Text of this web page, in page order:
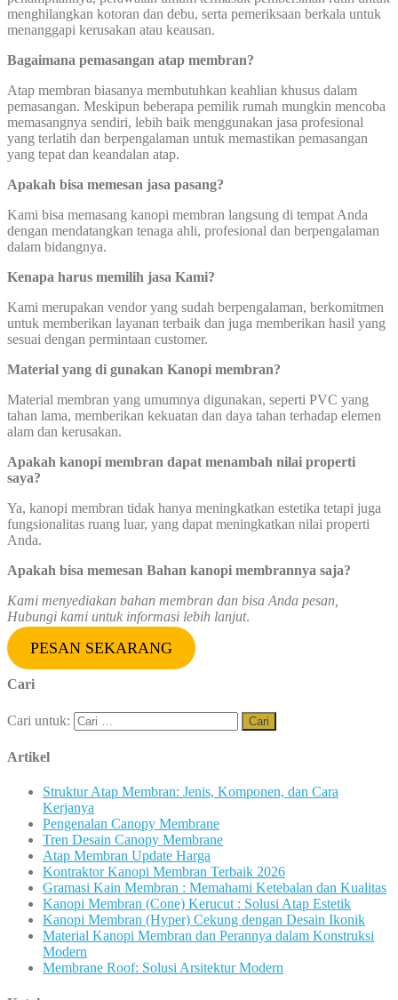
menghilangkan kotoran dan debu, serta pemeriksaan berkala untuk
menanggapi kerusakan atau keausan.
Bagaimana pemasangan atap membran?
Atap membran biasanya membutuhkan keahlian khusus dalam
pemasangan. Meskipun beberapa pemilik rumah mungkin mencoba
memasangnya sendiri, lebih baik menggunakan jasa profesional
yang terlatih dan berpengalaman untuk memastikan pemasangan
yang tepat dan keandalan atap.
Apakah bisa memesan jasa pasang?
Kami bisa memasang kanopi membran langsung di tempat Anda
dengan mendatangkan tenaga ahli, profesional dan berpengalaman
dalam bidangnya.
Kenapa harus memilih jasa Kami?
Kami merupakan vendor yang sudah berpengalaman, berkomitmen
untuk memberikan layanan terbaik dan juga memberikan hasil yang
sesuai dengan permintaan customer.
Material yang di gunakan Kanopi membran?
Material membran yang umumnya digunakan, seperti PVC yang
tahan lama, memberikan kekuatan dan daya tahan terhadap elemen
alam dan kerusakan.
Apakah kanopi membran dapat menambah nilai properti
saya?
Ya, kanopi membran tidak hanya meningkatkan estetika tetapi juga
fungsionalitas ruang luar, yang dapat meningkatkan nilai properti
Anda.
Apakah bisa memesan Bahan kanopi membrannya saja?
Kami menyediakan bahan membran dan bisa Anda pesan,
Hubungi kami untuk informasi lebih lanjut.
PESAN SEKARANG
Cari
Cari untuk:
Artikel
Struktur Atap Membran: Jenis, Komponen, dan Cara
Kerjanya
Pengenalan Canopy Membrane
Tren Desain Canopy Membrane
Atap Membran Update Harga
Kontraktor Kanopi Membran Terbaik 2026
Gramasi Kain Membran : Memahami Ketebalan dan Kualitas
Kanopi Membran (Cone) Kerucut : Solusi Atap Estetik
Kanopi Membran (Hyper) Cekung dengan Desain Ikonik
Material Kanopi Membran dan Perannya dalam Konstruksi
Modern
Membrane Roof: Solusi Arsitektur Modern